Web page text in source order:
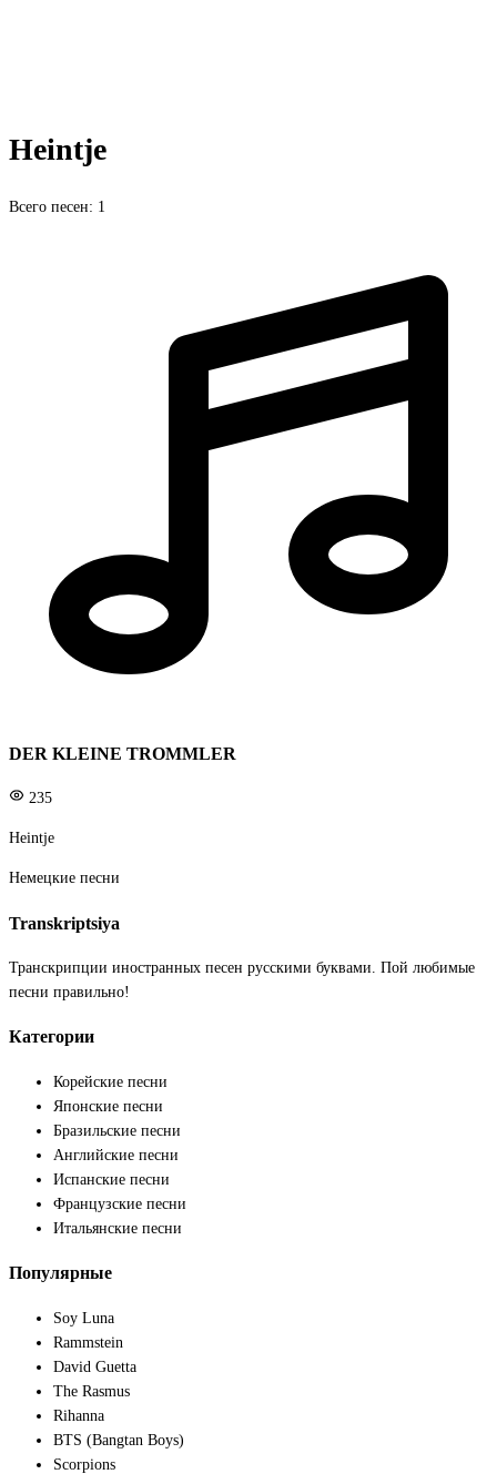
Heintje
Всего песен: 1
DER KLEINE TROMMLER
235
Heintje
Немецкие песни
Transkriptsiya
Транскрипции иностранных песен русскими буквами. Пой любимые
песни правильно!
Категории
Корейские песни
Японские песни
Бразильские песни
Английские песни
Испанские песни
Французские песни
Итальянские песни
Популярные
Soy Luna
Rammstein
David Guetta
The Rasmus
Rihanna
BTS (Bangtan Boys)
Scorpions